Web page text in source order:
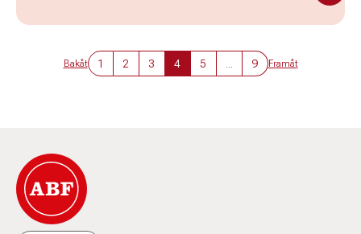
Bakåt 1 2 3 4 5 9 Framåt